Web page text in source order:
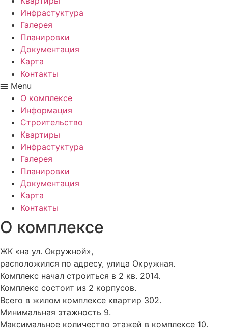
Инфрастуктура
Галерея
Планировки
Документация
Карта
Контакты
Menu
О комплексе
Информация
Строительство
Квартиры
Инфрастуктура
Галерея
Планировки
Документация
Карта
Контакты
О комплексе
ЖК «на ул. Окружной»,
расположился по адресу, улица Окружная.
Комплекс начал строиться в 2 кв. 2014.
Комплекс состоит из 2 корпусов.
Всего в жилом комплексе квартир 302.
Минимальная этажность 9.
Максимальное количество этажей в комплексе 10.